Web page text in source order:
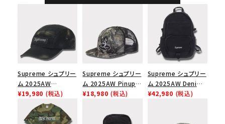
ャップ ブラック
Supreme シュプリー
ム 2025AW
Overdyed Camp
Cap オーバーダイド
キャンプキャップ ブ
¥19,980 (税込)
Supreme シュプリー
ム 2025AW Pinup
Mesh Back 5-Panel
ュバック 5パネルキャ
¥18,980 (税込)
Supreme シュプリー
ム 2025AW Denim
Backpack デニム バ
¥42,980 (税込)